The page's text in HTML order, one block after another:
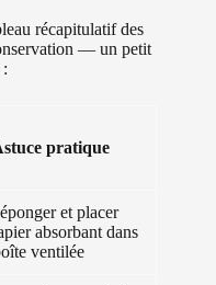
récapitulatif des
— un petit
pratique
et placer
absorbant dans
ventilée